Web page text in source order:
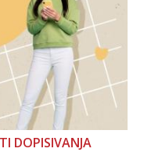
DOPISIVANJA